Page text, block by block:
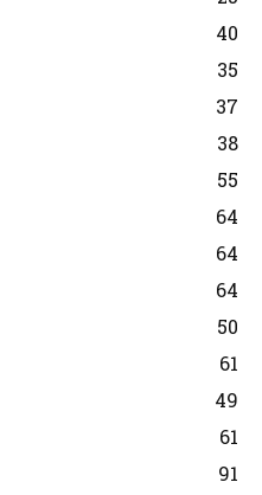
40
35
37
38
55
64
64
64
50
61
49
61
91